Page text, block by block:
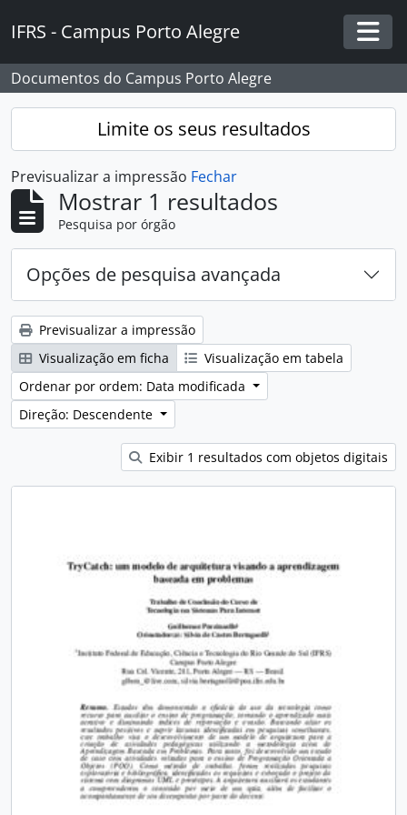
IFRS - Campus Porto Alegre
Documentos do Campus Porto Alegre
Limite os seus resultados
Previsualizar a impressão Fechar
Mostrar 1 resultados
Pesquisa por órgão
Opções de pesquisa avançada
Previsualizar a impressão
Visualização em ficha
Visualização em tabela
Ordenar por ordem: Data modificada
Direção: Descendente
Exibir 1 resultados com objetos digitais